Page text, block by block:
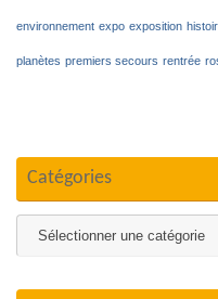
environnement expo exposition
planètes premiers secours rentrée
Catégories